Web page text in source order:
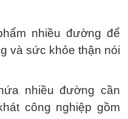
nhiều đường để
và sức khỏe thận nói
nhiều đường cần
công nghiệp gồm